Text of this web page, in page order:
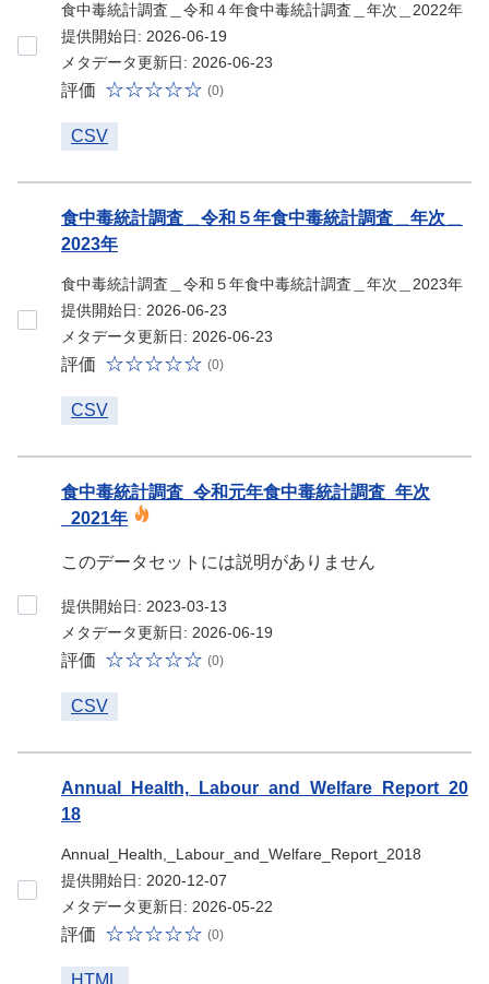
食中毒統計調査＿令和４年食中毒統計調査＿年次＿2022年
提供開始日: 2026-06-19
メタデータ更新日: 2026-06-23
評価 (0)
CSV
食中毒統計調査＿令和５年食中毒統計調査＿年次＿
2023年
食中毒統計調査＿令和５年食中毒統計調査＿年次＿2023年
提供開始日: 2026-06-23
メタデータ更新日: 2026-06-23
評価 (0)
CSV
食中毒統計調査_令和元年食中毒統計調査_年次
_2021年
このデータセットには説明がありません
提供開始日: 2023-03-13
メタデータ更新日: 2026-06-19
評価 (0)
CSV
Annual_Health,_Labour_and_Welfare_Report_20
18
Annual_Health,_Labour_and_Welfare_Report_2018
提供開始日: 2020-12-07
メタデータ更新日: 2026-05-22
評価 (0)
HTML